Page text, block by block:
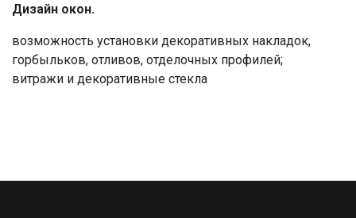
Дизайн окон.
возможность установки декоративных накладок,
горбыльков, отливов, отделочных профилей;
витражи и декоративные стекла